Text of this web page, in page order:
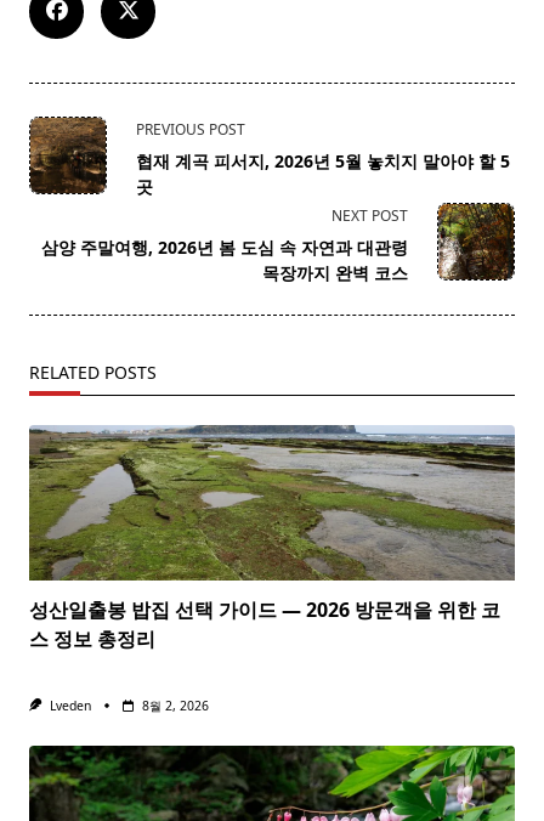
<span
class="nav-
subtitle
reader-
PREVIOUS POST
협재 계곡 피서지, 2026년 5월 놓치지 말아야 할 5
곳
NEXT POST
삼양 주말여행, 2026년 봄 도심 속 자연과 대관령
목장까지 완벽 코스
RELATED POSTS
성산일출봉 밥집 선택 가이드 — 2026 방문객을 위한 코
스 정보 총정리
Lveden 8월 2, 2026